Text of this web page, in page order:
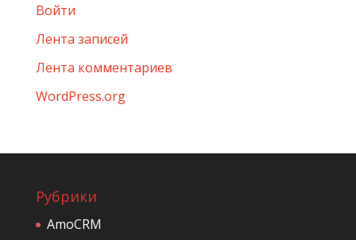
Войти
Лента записей
Лента комментариев
WordPress.org
Рубрики
AmoCRM